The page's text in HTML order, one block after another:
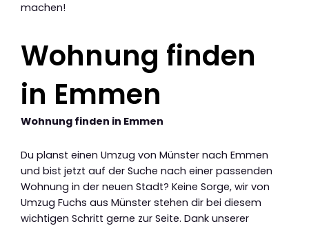
machen!
Wohnung finden
in Emmen
Wohnung finden in Emmen
Du planst einen Umzug von Münster nach Emmen
und bist jetzt auf der Suche nach einer passenden
Wohnung in der neuen Stadt? Keine Sorge, wir von
Umzug Fuchs aus Münster stehen dir bei diesem
wichtigen Schritt gerne zur Seite. Dank unserer